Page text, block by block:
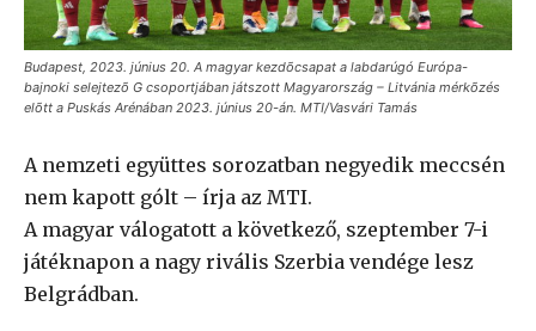
Budapest, 2023. június 20. A magyar kezdõcsapat a labdarúgó Európa-
bajnoki selejtezõ G csoportjában játszott Magyarország – Litvánia mérkõzés
elõtt a Puskás Arénában 2023. június 20-án. MTI/Vasvári Tamás
A nemzeti együttes sorozatban negyedik meccsén
nem kapott gólt – írja az MTI.
A magyar válogatott a következő, szeptember 7-i
játéknapon a nagy rivális Szerbia vendége lesz
Belgrádban.